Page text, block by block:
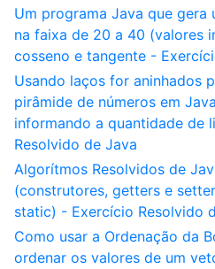
Um programa Java que gera
na faixa de 20 a 40 (valores
cosseno e tangente -
Usando laços for aninhados
pirâmide de números em
informando a quantidade de
Resolvido de Java
Algorítmos Resolvidos de
(construtores, getters e
static) - Exercício Resolvido
Como usar a Ordenação da
ordenar os valores de um